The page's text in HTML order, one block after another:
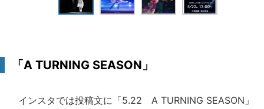
「A TURNING SEASON」
インスタでは投稿文に「5.22 A TURNING SEASON」